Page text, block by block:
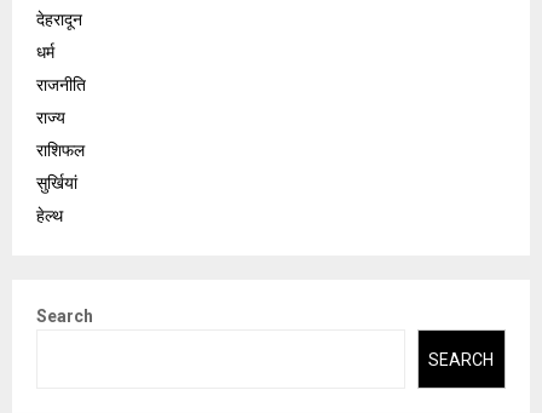
देहरादून
धर्म
राजनीति
राज्य
राशिफल
सुर्खियां
हेल्थ
Search
SEARCH